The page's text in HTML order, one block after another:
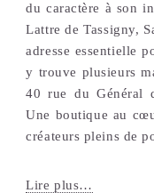
du caractère à son
Lattre de Tassigny,
adresse essentielle
y trouve plusieurs
40 rue du Général
Une boutique au
créateurs pleins de
Lire plus…